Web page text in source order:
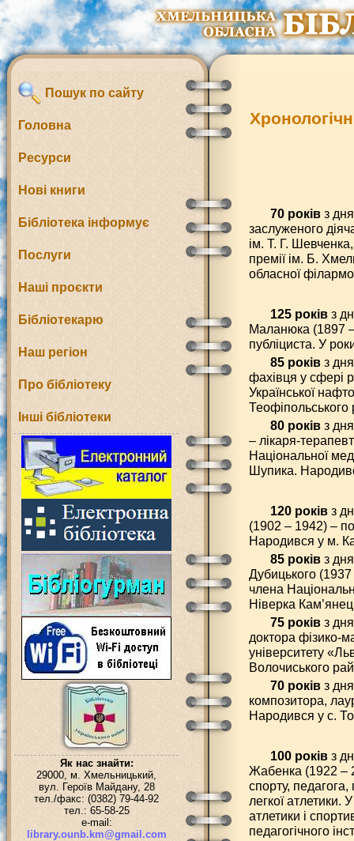
Пошук по сайту
Головна
Ресурси
Нові книги
Бібліотека інформує
Послуги
Наші проєкти
Бібліотекарю
Наш регіон
Про бібліотеку
Інші бібліотеки
Як нас знайти:
29000, м. Хмельницький,
вул. Героїв Майдану, 28
тел./факс: (0382) 79-44-92
тел.: 65-58-25
e-mail:
library.ounb.km@gmail.com
70 роківз
заслуженого
ім. Т. Г.
премії ім. Б.
обласної
125 роківз
Маланюка (1897 –
публіциста. У
85 роківз дня
фахівця у сфері
Української
Теофіпольського
80 роківз
– лікаря-
Національної
Шупика.
120 роківз
(1902 – 1942) –
Народився у м.
85 роківз
Дубицького (1937
члена
Ніверка
75 роківз
доктора фізико-
університету
Волочиського
70 роківз
композитора,
Народився у с.
100 роківз
Жабенка (1922 –
спорту,
легкої атлетики.
атлетики і
педагогічного